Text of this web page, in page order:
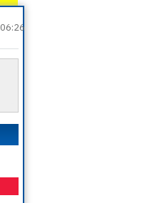
06:26